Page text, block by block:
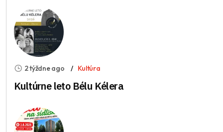
2 týždne ago Kultúra
Kultúrne leto Bélu Kélera